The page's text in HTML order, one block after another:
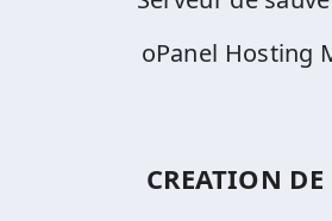
oPanel Hosting
CREATION DE